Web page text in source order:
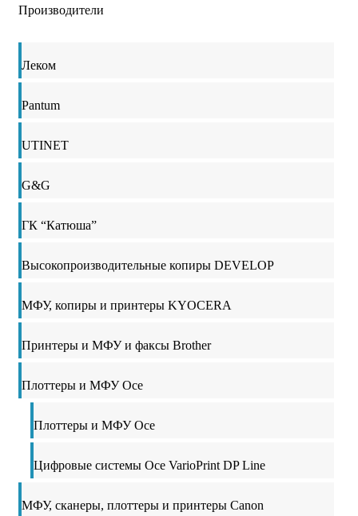
Производители
Леком
Pantum
UTINET
G&G
ГК “Катюша”
Высокопроизводительные копиры DEVELOP
МФУ, копиры и принтеры KYOCERA
Принтеры и МФУ и факсы Brother
Плоттеры и МФУ Oce
Плоттеры и МФУ Oce
Цифровые системы Oce VarioPrint DP Line
МФУ, сканеры, плоттеры и принтеры Canon